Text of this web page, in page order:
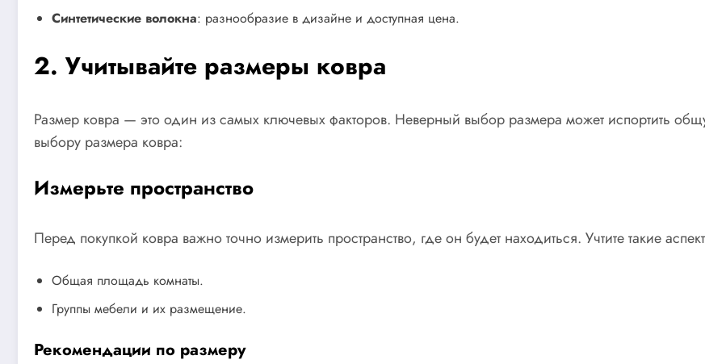
Синтетические волокна: разнообразие в дизайне и доступная цена.
2. Учитывайте размеры ковра
Размер ковра — это один из самых ключевых факторов. Неверный выбор размера может испортить
выбору размера ковра:
Измерьте пространство
Перед покупкой ковра важно точно измерить пространство, где он будет находиться. Учтите такие
Общая площадь комнаты.
Группы мебели и их размещение.
Рекомендации по размеру